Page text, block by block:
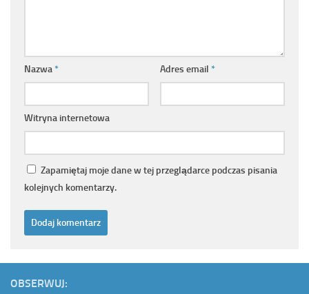
Nazwa* Adres email *
Witryna internetowa
Zapamiętaj moje dane w tej przeglądarce podczas pisania
kolejnych komentarzy.
OBSERWUJ: